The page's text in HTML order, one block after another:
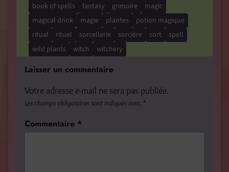
book of spells fantasy grimoire
magic
magical drink
magie plantes
potion magique
ritual
rituel sorcellerie sorcière sort
spell
wild plants
witch witchery
Laisser un commentaire
Votre adresse e-mail ne sera pas publiée.
Les champs obligatoires sont indiqués avec *
Commentaire *